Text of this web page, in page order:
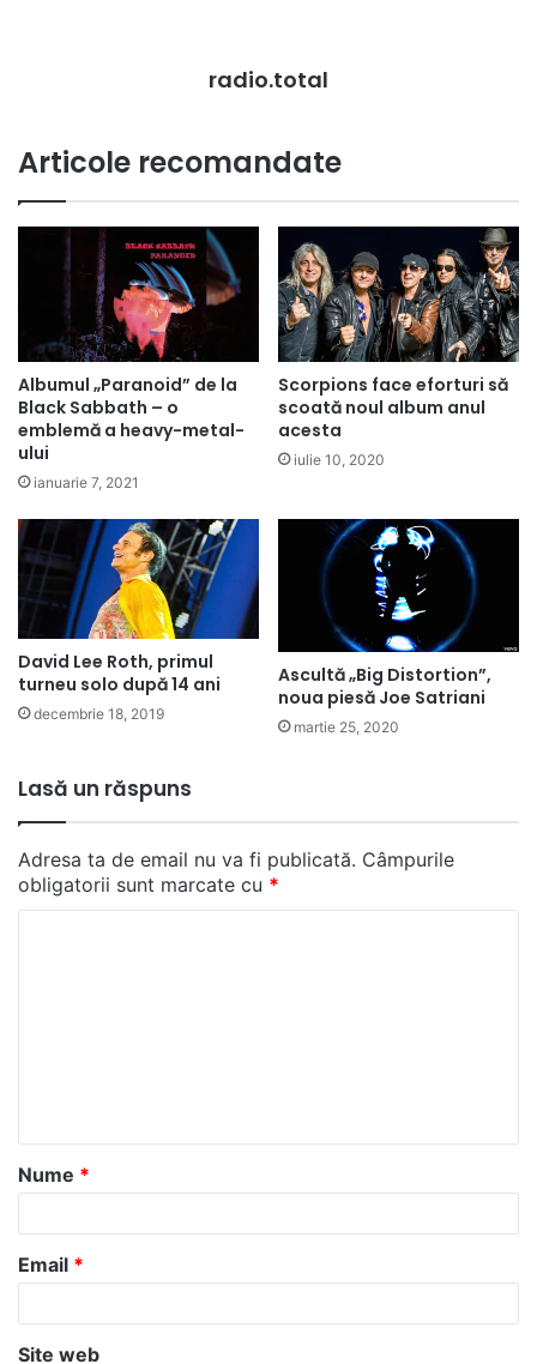
radio.total
Articole recomandate
Albumul „Paranoid” de la
Black Sabbath – o
emblemă a heavy-metal-
ului
ianuarie 7, 2021
Scorpions face eforturi să
scoată noul album anul
acesta
iulie 10, 2020
David Lee Roth, primul
turneu solo după 14 ani
decembrie 18, 2019
Ascultă „Big Distortion”,
noua piesă Joe Satriani
martie 25, 2020
Lasă un răspuns
Adresa ta de email nu va fi publicată. Câmpurile
obligatorii sunt marcate cu *
a
r
u
*
Nume *
Email *
Site web